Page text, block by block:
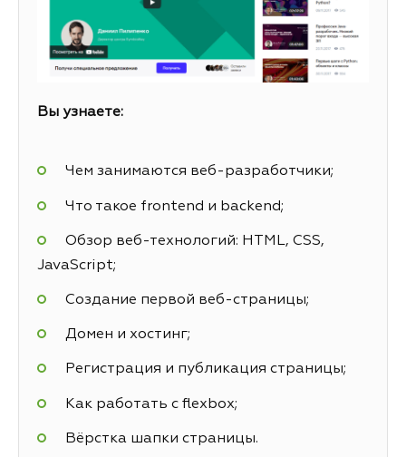
Вы узнаете:
Чем занимаются веб-разработчики;
Что такое frontend и backend;
Обзор веб-технологий: HTML, CSS,
JavaScript;
Создание первой веб-страницы;
Домен и хостинг;
Регистрация и публикация страницы;
Как работать с flexbox;
Вёрстка шапки страницы.